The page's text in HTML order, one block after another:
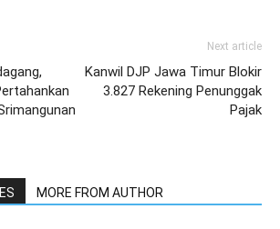
Next article
Kanwil DJP Jawa Timur Blokir
3.827 Rekening Penunggak
Pajak
MORE FROM AUTHOR